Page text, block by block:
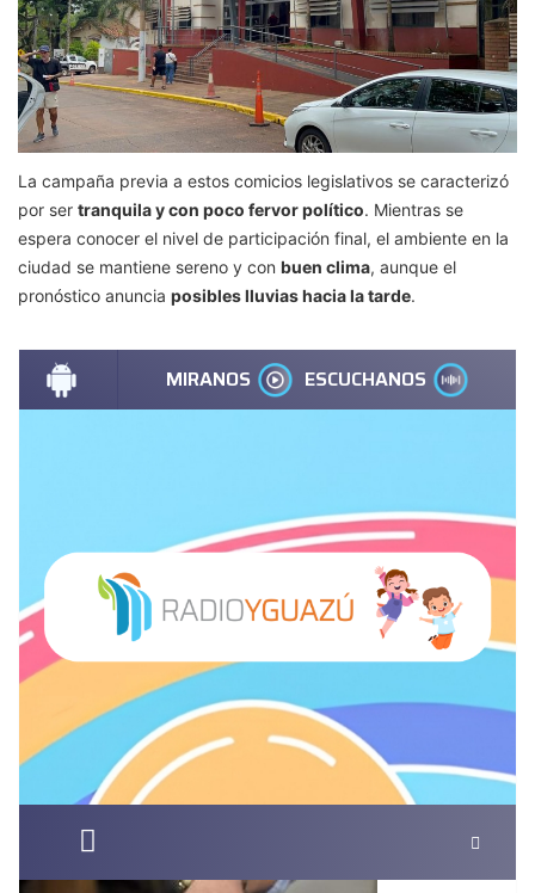
La campaña previa a estos comicios legislativos se caracterizó
por ser tranquila y con poco fervor político. Mientras se
espera conocer el nivel de participación final, el ambiente en la
ciudad se mantiene sereno y con buen clima, aunque el
pronóstico anuncia posibles lluvias hacia la tarde.